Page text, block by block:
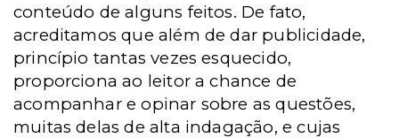
conteúdo de alguns feitos. De fato,
acreditamos que além de dar publicidade,
princípio tantas vezes esquecido,
proporciona ao leitor a chance de
acompanhar e opinar sobre as questões,
muitas delas de alta indagação, e cujas